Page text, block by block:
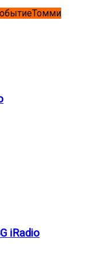
Томми
iRadio